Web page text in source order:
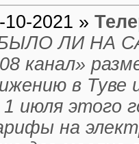
10-2021 »
ЛИ НА
канал»
в Туве
1 июля этого
на